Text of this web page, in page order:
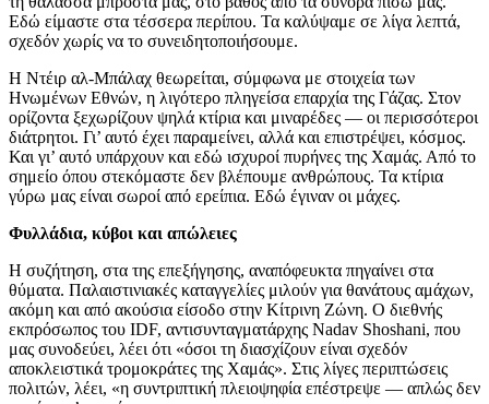
Εδώ είμαστε στα τέσσερα περίπου. Τα καλύψαμε σε λίγα λεπτά,
σχεδόν χωρίς να το συνειδητοποιήσουμε.
Η Ντέιρ αλ-Μπάλαχ θεωρείται, σύμφωνα με στοιχεία των
Ηνωμένων Εθνών, η λιγότερο πληγείσα επαρχία της Γάζας. Στον
ορίζοντα ξεχωρίζουν ψηλά κτίρια και μιναρέδες — οι περισσότεροι
διάτρητοι. Γι’ αυτό έχει παραμείνει, αλλά και επιστρέψει, κόσμος.
Και γι’ αυτό υπάρχουν και εδώ ισχυροί πυρήνες της Χαμάς. Από το
σημείο όπου στεκόμαστε δεν βλέπουμε ανθρώπους. Τα κτίρια
γύρω μας είναι σωροί από ερείπια. Εδώ έγιναν οι μάχες.
Φυλλάδια, κύβοι και απώλειες
Η συζήτηση, στα της επεξήγησης, αναπόφευκτα πηγαίνει στα
θύματα. Παλαιστινιακές καταγγελίες μιλούν για θανάτους αμάχων,
ακόμη και από ακούσια είσοδο στην Κίτρινη Ζώνη. Ο διεθνής
εκπρόσωπος του IDF, αντισυνταγματάρχης Nadav Shoshani, που
μας συνοδεύει, λέει ότι «όσοι τη διασχίζουν είναι σχεδόν
αποκλειστικά τρομοκράτες της Χαμάς». Στις λίγες περιπτώσεις
πολιτών, λέει, «η συντριπτική πλειοψηφία επέστρεψε — απλώς δεν